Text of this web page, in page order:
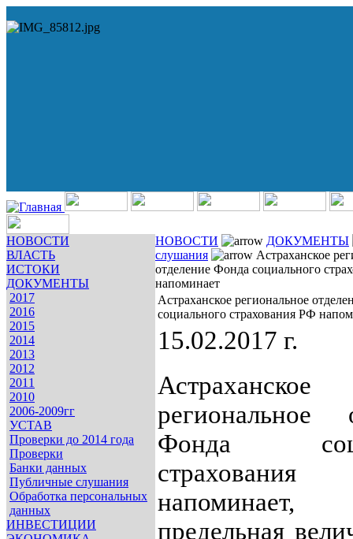
НОВОСТИ
ВЛАСТЬ
ИСТОКИ
ДОКУМЕНТЫ
2017
2016
2015
2014
2013
2012
2011
2010
2006-2009гг
УСТАВ
Проверки до 2014 года
Проверки
Банки данных
Публичные слушания
Обработка персональных
данных
ИНВЕСТИЦИИ
НОВОСТИ
ДОКУМЕНТЫ
слушания
Астраханское
отделение Фонда социального
напоминает
Астраханское региональное
социального страхования РФ
15.02.2017 г.
Астраханское
региональное
Фонда
предельная